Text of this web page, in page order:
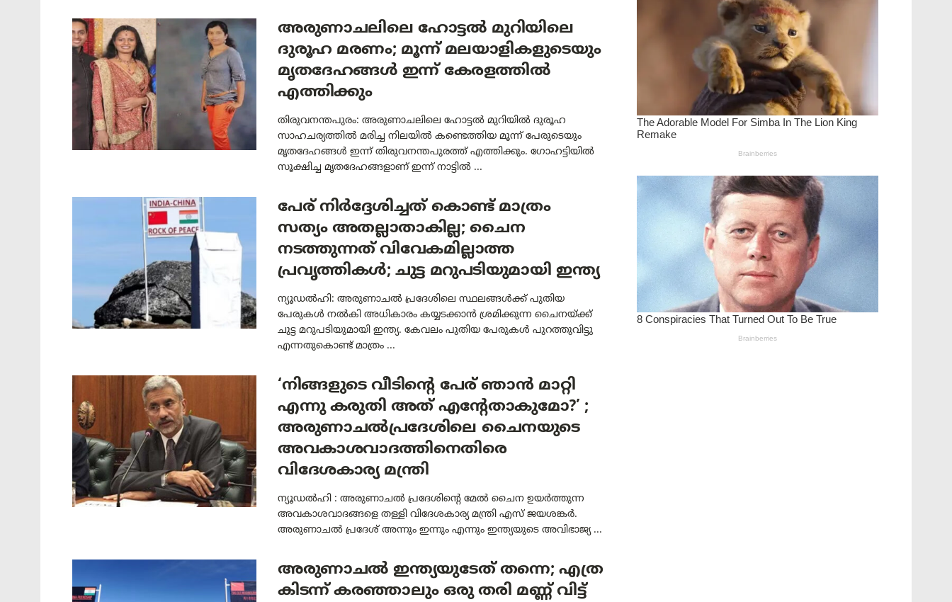
അരുണാചലിലെ ഹോട്ടൽ മുറിയിലെ
ദുരൂഹ മരണം; മൂന്ന് മലയാളികളുടെയും
മൃതദേഹങ്ങൾ ഇന്ന് കേരളത്തിൽ
എത്തിക്കും
തിരുവനന്തപുരം: അരുണാചലിലെ ഹോട്ടൽ മുറിയിൽ ദുരൂഹ
സാഹചര്യത്തിൽ മരിച്ച നിലയിൽ കണ്ടെത്തിയ മൂന്ന് പേരുടെയും
മൃതദേഹങ്ങൾ ഇന്ന് തിരുവനന്തപുരത്ത് എത്തിക്കും. ഗോഹട്ടിയിൽ
സൂക്ഷിച്ച മൃതദേഹങ്ങളാണ് ഇന്ന് നാട്ടിൽ ...
പേര് നിർദ്ദേശിച്ചത് കൊണ്ട് മാത്രം
സത്യം അതല്ലാതാകില്ല; ചൈന
നടത്തുന്നത് വിവേകമില്ലാത്ത
പ്രവൃത്തികൾ; ചുട്ട മറുപടിയുമായി ഇന്ത്യ
ന്യൂഡൽഹി: അരുണാചൽ പ്രദേശിലെ സ്ഥലങ്ങൾക്ക് പുതിയ
പേരുകൾ നൽകി അധികാരം കയ്യടക്കാൻ ശ്രമിക്കുന്ന ചൈനയ്ക്ക്
ചുട്ട മറുപടിയുമായി ഇന്ത്യ. കേവലം പുതിയ പേരുകൾ പുറത്തുവിട്ടു
എന്നതുകൊണ്ട് മാത്രം ...
‘നിങ്ങളുടെ വീടിന്റെ പേര് ഞാൻ മാറ്റി
എന്നു കരുതി അത് എന്റേതാകുമോ?’ ;
അരുണാചൽപ്രദേശിലെ ചൈനയുടെ
അവകാശവാദത്തിനെതിരെ
വിദേശകാര്യ മന്ത്രി
ന്യൂഡൽഹി : അരുണാചൽ പ്രദേശിന്റെ മേൽ ചൈന ഉയർത്തുന്ന
അവകാശവാദങ്ങളെ തള്ളി വിദേശകാര്യ മന്ത്രി എസ് ജയശങ്കർ.
അരുണാചൽ പ്രദേശ് അന്നും ഇന്നും എന്നും ഇന്ത്യയുടെ അവിഭാജ്യ ...
അരുണാചൽ ഇന്ത്യയുടേത് തന്നെ; എത്ര
കിടന്ന് കരഞ്ഞാലും ഒരു തരി മണ്ണ് വിട്ട്